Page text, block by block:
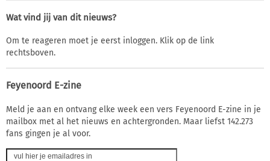
Wat vind jij van dit nieuws?
Om te reageren moet je eerst inloggen. Klik op de link
rechtsboven.
Feyenoord E-zine
Meld je aan en ontvang elke week een vers Feyenoord E-zine in je
mailbox met al het nieuws en achtergronden. Maar liefst 142.273
fans gingen je al voor.